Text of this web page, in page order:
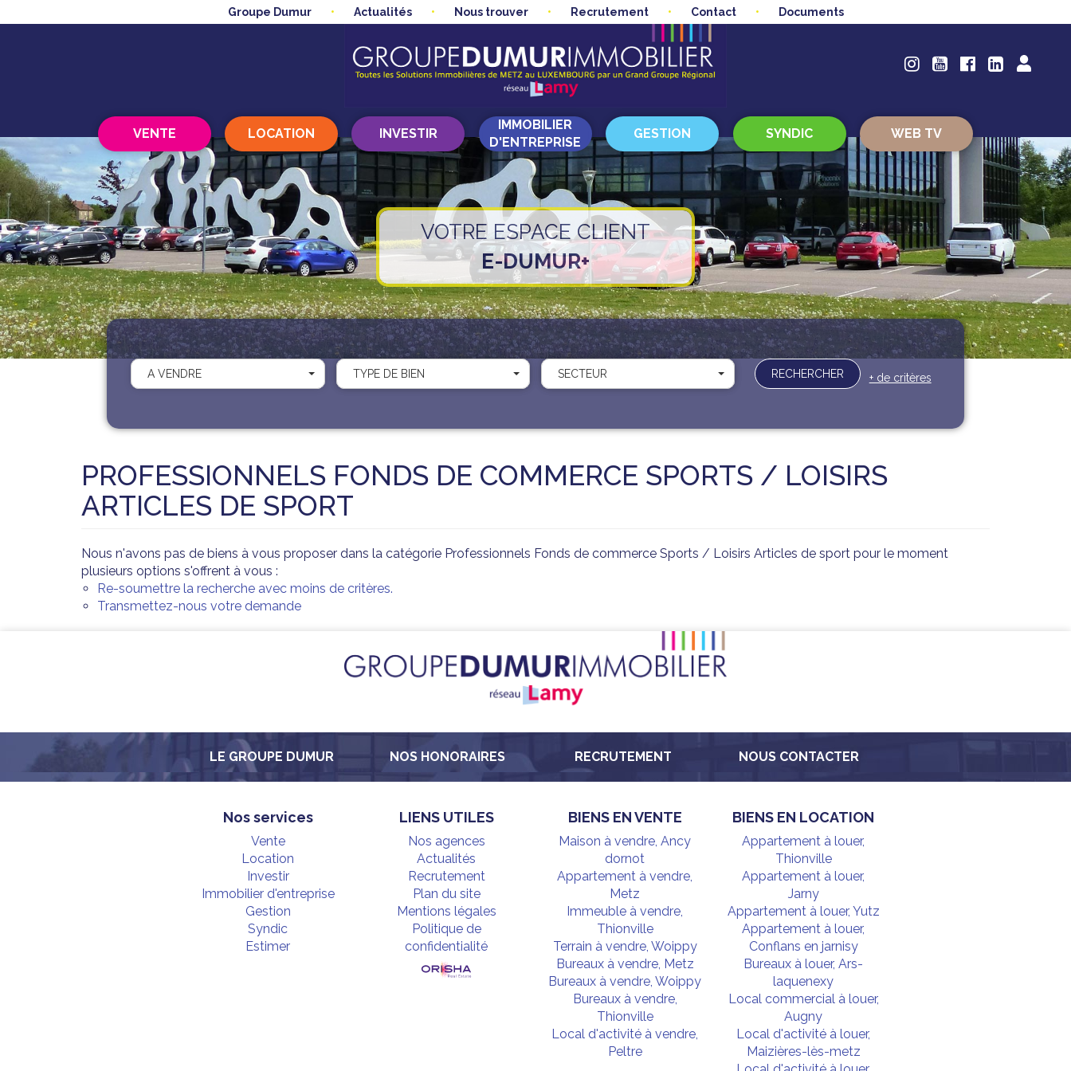
Groupe Dumur Actualités Nous trouver Recrutement Contact Documents
VENTE LOCATION INVESTIR
IMMOBILIER
D'ENTREPRISE
GESTION SYNDIC WEB TV
VOTRE ESPACE CLIENT
E-DUMUR+
A VENDRE TYPE DE BIEN SECTEUR RECHERCHER + de critères
PROFESSIONNELS FONDS DE COMMERCE SPORTS / LOISIRS
ARTICLES DE SPORT
Nous n'avons pas de biens à vous proposer dans la catégorie Professionnels Fonds de commerce Sports / Loisirs Articles de sport pour le moment
plusieurs options s'offrent à vous :
Re-soumettre la recherche avec moins de critères.
Transmettez-nous votre demande
LE GROUPE DUMUR NOS HONORAIRES RECRUTEMENT NOUS CONTACTER
Nos services
Vente
Location
Investir
Immobilier d'entreprise
Gestion
Syndic
Estimer
LIENS UTILES
Nos agences
Actualités
Recrutement
Plan du site
Mentions légales
Politique de
confidentialité
BIENS EN VENTE
Maison à vendre, Ancy
dornot
Appartement à vendre,
Metz
Immeuble à vendre,
Thionville
Terrain à vendre, Woippy
Bureaux à vendre, Metz
Bureaux à vendre, Woippy
Bureaux à vendre,
Thionville
Local d'activité à vendre,
Peltre
BIENS EN LOCATION
Appartement à louer,
Thionville
Appartement à louer,
Jarny
Appartement à louer, Yutz
Appartement à louer,
Conflans en jarnisy
Bureaux à louer, Ars-
laquenexy
Local commercial à louer,
Augny
Local d'activité à louer,
Maizières-lès-metz